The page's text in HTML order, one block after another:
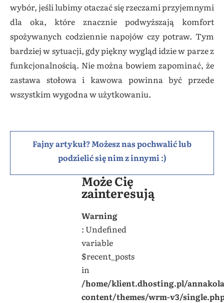
wybór, jeśli lubimy otaczać się rzeczami przyjemnymi
dla oka, które znacznie podwyższają komfort
spożywanych codziennie napojów czy potraw. Tym
bardziej w sytuacji, gdy piękny wygląd idzie w parze z
funkcjonalnością. Nie można bowiem zapominać, że
zastawa stołowa i kawowa powinna być przede
wszystkim wygodna w użytkowaniu.
Fajny artykuł? Możesz nas pochwalić lub
podzielić się nim z innymi :)
Może Cię
zainteresują
Warning
: Undefined
variable
$recent_posts
in
/home/klient.dhosting.pl/
content/themes/wrm-v3/